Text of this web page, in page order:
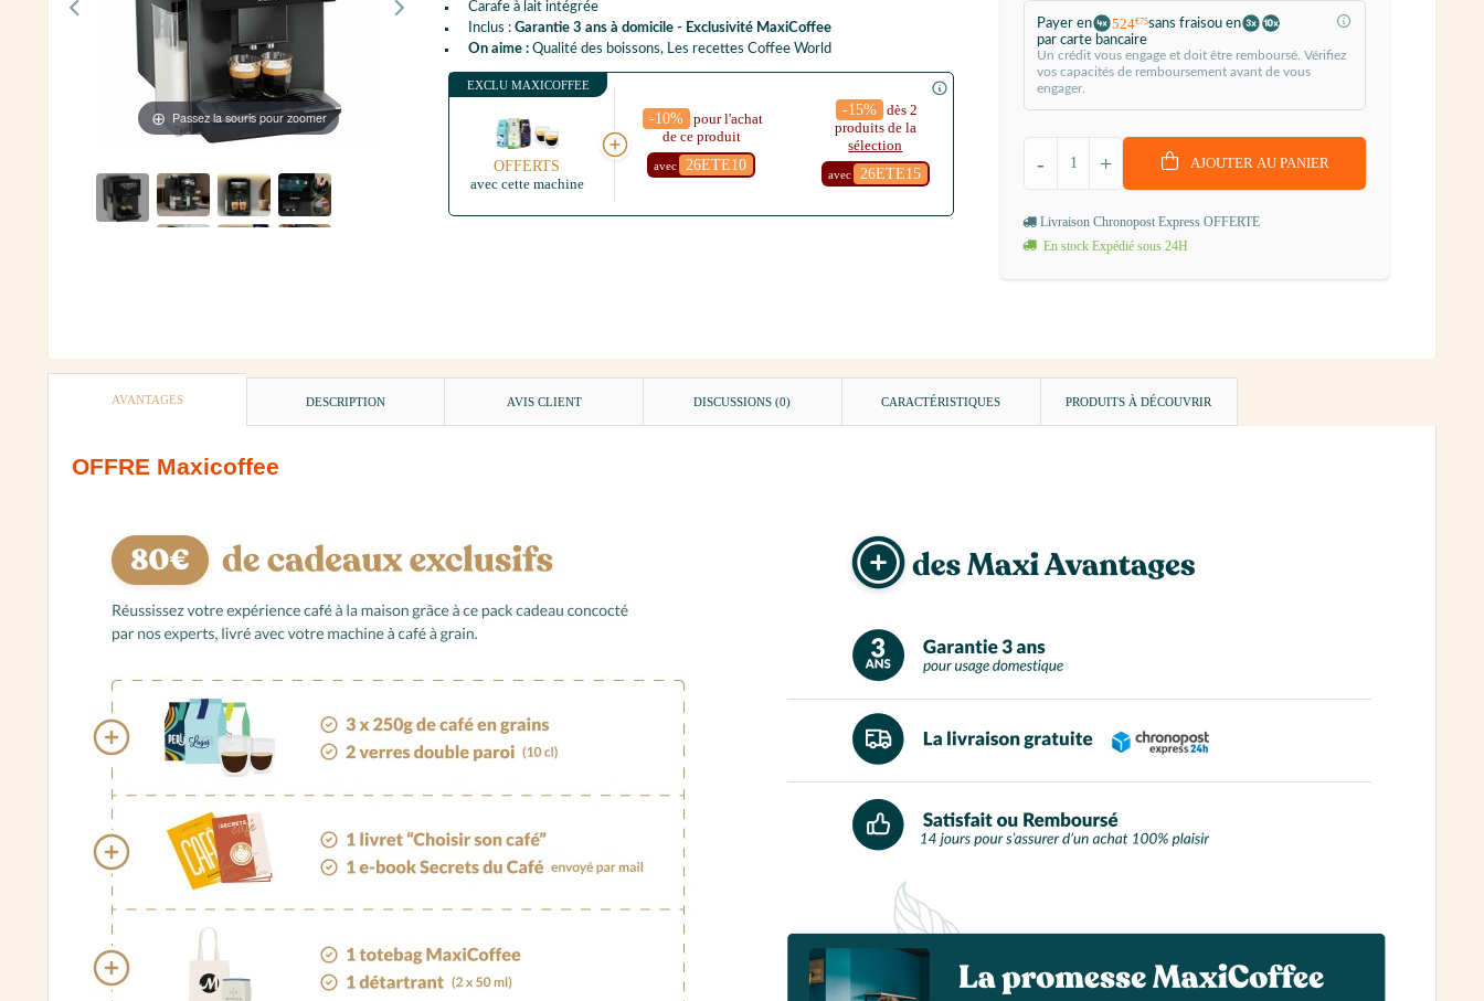
Passez la souris pour zoomer
Carafe à lait intégrée
Inclus : Garantie 3 ans à domicile - Exclusivité MaxiCoffee
On aime : Qualité des boissons, Les recettes Coffee World
EXCLU MAXICOFFEE
OFFERTS
avec cette machine
-10%
pour l'achat
de ce produit
avec 26ETE10
-15%
dès 2
produits de la
sélection
avec 26ETE15
Payer en 524€75sans fraisou en
par carte bancaire
Un crédit vous engage et doit être remboursé. Vérifiez
vos capacités de remboursement avant de vous
engager.
+
- AJOUTER AU PANIER
Livraison Chronopost Express OFFERTE
En stock Expédié sous 24H
AVANTAGES DESCRIPTION AVIS CLIENT DISCUSSIONS (0) CARACTÉRISTIQUES PRODUITS À DÉCOUVRIR
OFFRE Maxicoffee